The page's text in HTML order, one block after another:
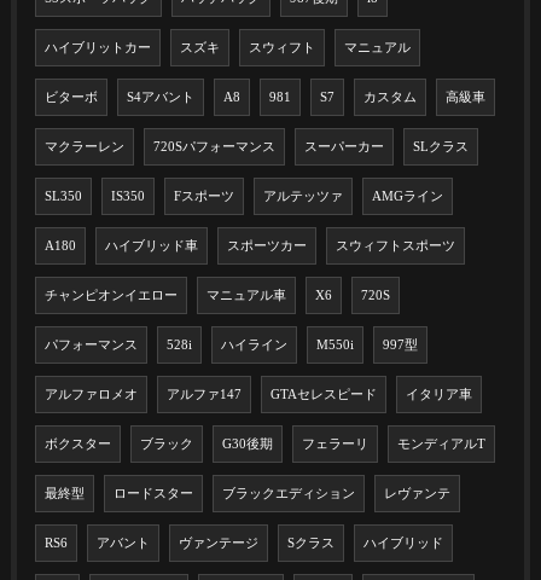
ハイブリットカー スズキ スウィフト マニュアル
ビターボ S4アバント A8 981 S7 カスタム 高級車
マクラーレン 720Sパフォーマンス スーパーカー SLクラス
SL350 IS350 Fスポーツ アルテッツァ AMGライン
A180 ハイブリッド車 スポーツカー スウィフトスポーツ
チャンピオンイエロー マニュアル車 X6 720S
パフォーマンス 528i ハイライン M550i 997型
アルファロメオ アルファ147 GTAセレスピード イタリア車
ボクスター ブラック G30後期 フェラーリ モンディアルT
最終型 ロードスター ブラックエディション レヴァンテ
RS6 アバント ヴァンテージ Sクラス ハイブリッド